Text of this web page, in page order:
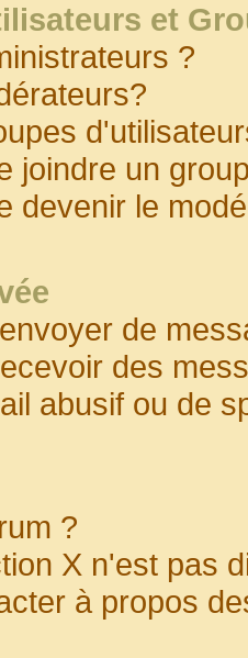
et
?
joindre un
devenir le
de
des
abusif ou de
?
X n'est pas
à propos